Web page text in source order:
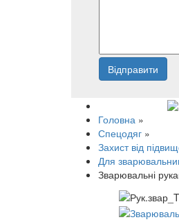
Відправити
Головна »
Спецодяг »
Захист від
Для
Зварювальні